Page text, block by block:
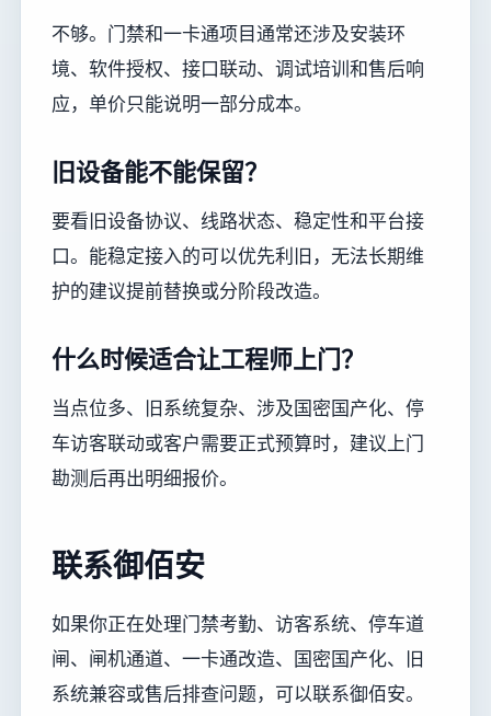
不够。门禁和一卡通项目通常还涉及安装环
境、软件授权、接口联动、调试培训和售后响
应，单价只能说明一部分成本。
旧设备能不能保留？
要看旧设备协议、线路状态、稳定性和平台接
口。能稳定接入的可以优先利旧，无法长期维
护的建议提前替换或分阶段改造。
什么时候适合让工程师上门？
当点位多、旧系统复杂、涉及国密国产化、停
车访客联动或客户需要正式预算时，建议上门
勘测后再出明细报价。
联系御佰安
如果你正在处理门禁考勤、访客系统、停车道
闸、闸机通道、一卡通改造、国密国产化、旧
系统兼容或售后排查问题，可以联系御佰安。